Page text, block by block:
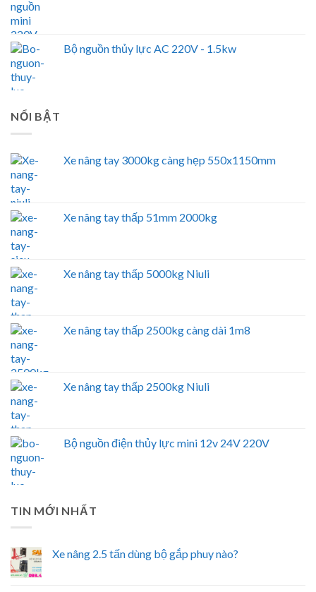
Bộ nguồn thủy lực AC 220V - 1.5kw
NỔI BẬT
Xe nâng tay 3000kg càng hẹp 550x1150mm
Xe nâng tay thấp 51mm 2000kg
Xe nâng tay thấp 5000kg Niuli
Xe nâng tay thấp 2500kg càng dài 1m8
Xe nâng tay thấp 2500kg Niuli
Bộ nguồn điện thủy lực mini 12v 24V 220V
TIN MỚI NHẤT
Xe nâng 2.5 tấn dùng bộ gắp phuy nào?